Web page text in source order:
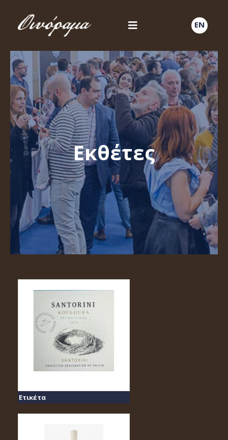
EN
Εκθέτες
Ετικέτα